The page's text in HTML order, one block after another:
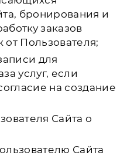
бронирования и
заказов
от Пользователя;
для
услуг, если
на создание
Сайта о
Сайта